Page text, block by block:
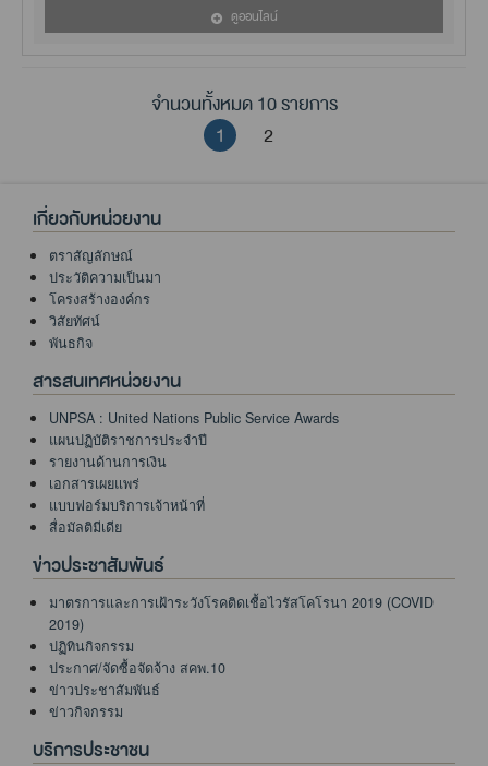
ดูออนไลน์
จำนวนทั้งหมด 10 รายการ
1
2
เกี่ยวกับหน่วยงาน
ตราสัญลักษณ์
ประวัติความเป็นมา
โครงสร้างองค์กร
วิสัยทัศน์
พันธกิจ
สารสนเทศหน่วยงาน
UNPSA : United Nations Public Service Awards
แผนปฏิบัติราชการประจำปี
รายงานด้านการเงิน
เอกสารเผยแพร่
แบบฟอร์มบริการเจ้าหน้าที่
สื่อมัลติมีเดีย
ข่าวประชาสัมพันธ์
มาตรการและการเฝ้าระวังโรคติดเชื้อไวรัสโคโรนา 2019 (COVID
2019)
ปฏิทินกิจกรรม
ประกาศ/จัดซื้อจัดจ้าง สคพ.10
ข่าวประชาสัมพันธ์
ข่าวกิจกรรม
บริการประชาชน